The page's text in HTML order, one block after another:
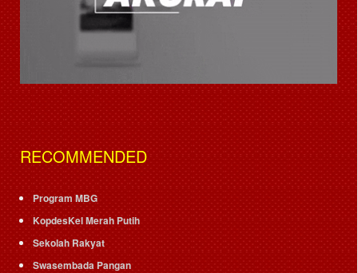
RECOMMENDED
Program MBG
KopdesKel Merah Putih
Sekolah Rakyat
Swasembada Pangan